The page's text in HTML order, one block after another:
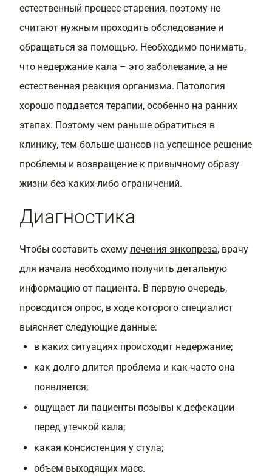
естественный процесс старения, поэтому не
считают нужным проходить обследование и
обращаться за помощью. Необходимо понимать,
что недержание кала – это заболевание, а не
естественная реакция организма. Патология
хорошо поддается терапии, особенно на ранних
этапах. Поэтому чем раньше обратиться в
клинику, тем больше шансов на успешное решение
проблемы и возвращение к привычному образу
жизни без каких-либо ограничений.
Диагностика
Чтобы составить схему лечения энкопреза, врачу
для начала необходимо получить детальную
информацию от пациента. В первую очередь,
проводится опрос, в ходе которого специалист
выясняет следующие данные:
в каких ситуациях происходит недержание;
как долго длится проблема и как часто она
появляется;
ощущает ли пациенты позывы к дефекации
перед утечкой кала;
какая консистенция у стула;
объем выходящих масс.